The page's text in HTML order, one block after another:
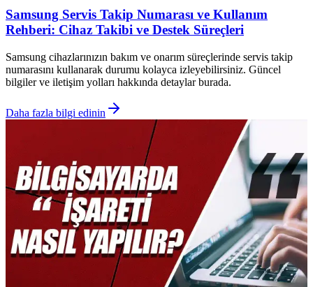
Samsung Servis Takip Numarası ve Kullanım
Rehberi: Cihaz Takibi ve Destek Süreçleri
Samsung cihazlarınızın bakım ve onarım süreçlerinde servis takip
numarasını kullanarak durumu kolayca izleyebilirsiniz. Güncel
bilgiler ve iletişim yolları hakkında detaylar burada.
Daha fazla bilgi edinin